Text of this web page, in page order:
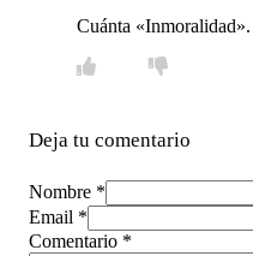
Cuánta «Inmoralidad».
Deja tu comentario
Nombre *
Email *
Comentario *